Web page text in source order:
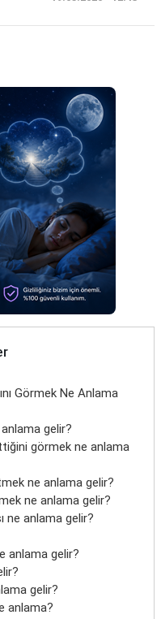
Görmek Ne Anlama
gelir?
görmek ne anlama
ne anlama gelir?
ne anlama gelir?
ne anlama gelir?
anlama gelir?
gelir?
anlama?